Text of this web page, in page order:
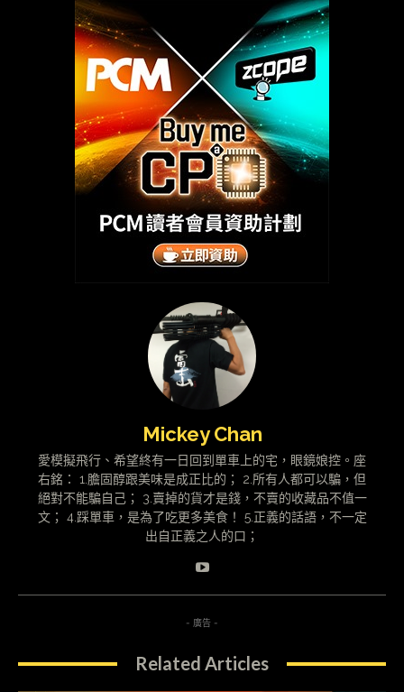
Mickey Chan
愛模擬飛行、希望終有一日回到單車上的宅，眼鏡娘控。座
右銘： 1.膽固醇跟美味是成正比的； 2.所有人都可以騙，但
絕對不能騙自己； 3.賣掉的貨才是錢，不賣的收藏品不值一
文； 4.踩單車，是為了吃更多美食！ 5.正義的話語，不一定
出自正義之人的口；
- 廣告 -
Related Articles